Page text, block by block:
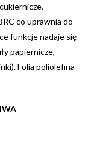
co uprawnia do
funkcje nadaje się
papiernicze,
Folia poliolefina